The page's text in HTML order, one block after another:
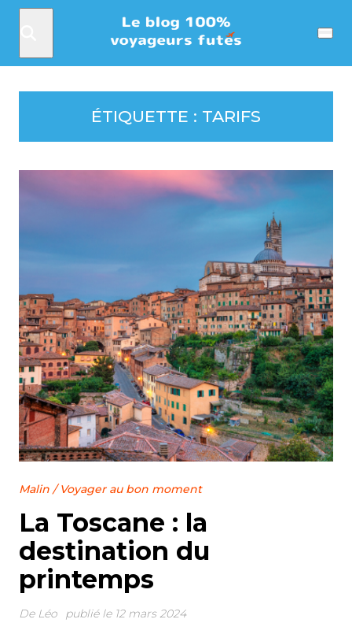
Menu
ÉTIQUETTE : TARIFS
Malin /Voyager au bon moment
La Toscane : la
destination du
printemps
De Léo publié le 12 mars 2024